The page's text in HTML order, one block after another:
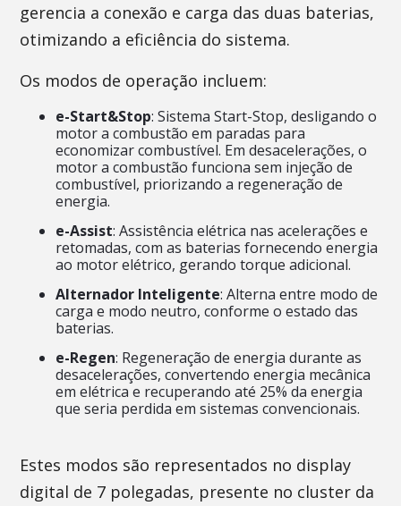
gerencia a conexão e carga das duas baterias,
otimizando a eficiência do sistema.
Os modos de operação incluem:
e-Start&Stop: Sistema Start-Stop, desligando o
motor a combustão em paradas para
economizar combustível. Em desacelerações, o
motor a combustão funciona sem injeção de
combustível, priorizando a regeneração de
energia.
e-Assist: Assistência elétrica nas acelerações e
retomadas, com as baterias fornecendo energia
ao motor elétrico, gerando torque adicional.
Alternador Inteligente: Alterna entre modo de
carga e modo neutro, conforme o estado das
baterias.
e-Regen: Regeneração de energia durante as
desacelerações, convertendo energia mecânica
em elétrica e recuperando até 25% da energia
que seria perdida em sistemas convencionais.
Estes modos são representados no display
digital de 7 polegadas, presente no cluster da